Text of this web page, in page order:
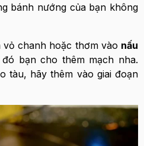
bánh nướng của bạn không
chanh hoặc thơm vào nấu
bạn cho thêm mạch nha.
tàu, hãy thêm vào giai đoạn